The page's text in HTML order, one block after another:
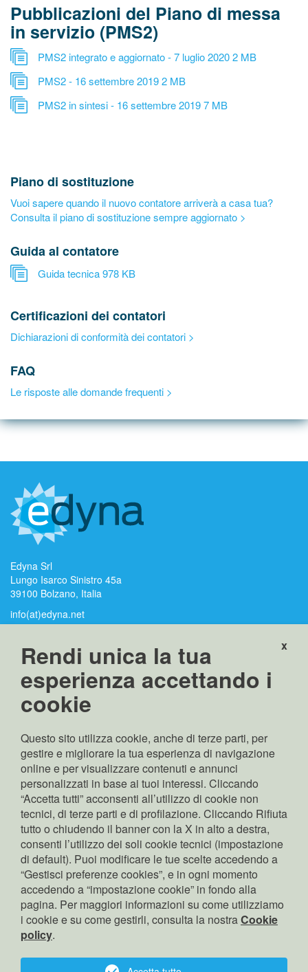
Pubblicazioni del Piano di messa
in servizio (PMS2)
PMS2 integrato e aggiornato - 7 luglio 20202 MB
PMS2 - 16 settembre 20192 MB
PMS2 in sintesi - 16 settembre 20197 MB
Piano di sostituzione
Vuoi sapere quando il nuovo contatore arriverà a casa tua?
Consulta il piano di sostituzione sempre aggiornato >
Guida al contatore
Guida tecnica978 KB
Certificazioni dei contatori
Dichiarazioni di conformità dei contatori >
FAQ
Le risposte alle domande frequenti >
Edyna Srl
Lungo Isarco Sinistro 45a
39100 Bolzano, Italia
info(at)edyna.net
edyna(at)pec.edyna.net
Nr. iscrizione RI
Bolzano: 02689370217
Capitale sociale:
Rappresentante legale:
Pierpaolo Zamunaro
Copyright: © Edyna Srl
cerca
contatto
privacy
cookies
Corporate Governance
gestore indipendente
Accessibilità
Rendi unica la tua
esperienza accettando i
cookie
Questo sito utilizza cookie, anche di terze parti, per
gestire e migliorare la tua esperienza di navigazione
online e per visualizzare contenuti e annunci
personalizzati in base ai tuoi interessi. Cliccando
“Accetta tutti” acconsenti all’utilizzo di cookie non
tecnici, di terze parti e di profilazione. Cliccando Rifiuta
tutto o chiudendo il banner con la X in alto a destra,
consenti l’utilizzo dei soli cookie tecnici (impostazione
di default). Puoi modificare le tue scelte accedendo a
“Gestisci preferenze cookies”, e in ogni momento
accedendo a “impostazione cookie” in fondo alla
pagina. Per maggiori informazioni su come utilizziamo
i cookie e su come gestirli, consulta la nostraCookie
policy.
x